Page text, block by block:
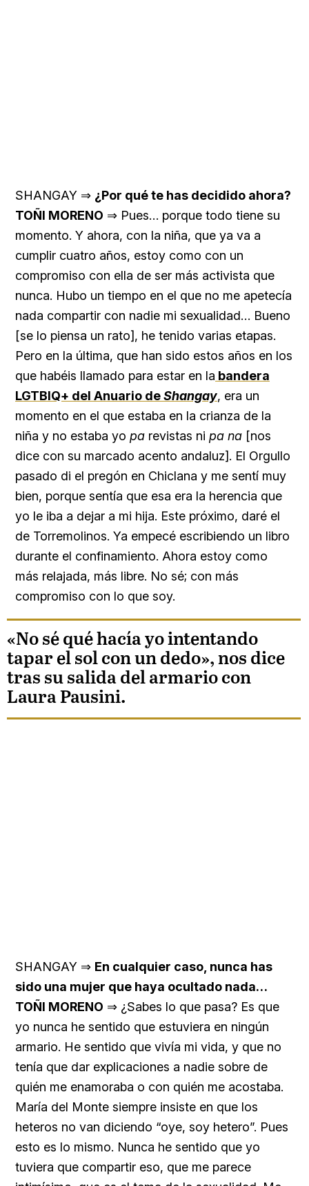
SHANGAY ⇒ ¿Por qué te has decidido ahora?
TOÑI MORENO ⇒ Pues… porque todo tiene su
momento. Y ahora, con la niña, que ya va a
cumplir cuatro años, estoy como con un
compromiso con ella de ser más activista que
nunca. Hubo un tiempo en el que no me apetecía
nada compartir con nadie mi sexualidad… Bueno
[se lo piensa un rato], he tenido varias etapas.
Pero en la última, que han sido estos años en los
que habéis llamado para estar en la bandera
LGTBIQ+ del Anuario deShangay, era un
momento en el que estaba en la crianza de la
niña y no estaba yo pa revistas ni pa na [nos
dice con su marcado acento andaluz]. El Orgullo
pasado di el pregón en Chiclana y me sentí muy
bien, porque sentía que esa era la herencia que
yo le iba a dejar a mi hija. Este próximo, daré el
de Torremolinos. Ya empecé escribiendo un libro
durante el confinamiento. Ahora estoy como
más relajada, más libre. No sé; con más
compromiso con lo que soy.
«No sé qué hacía yo intentando
tapar el sol con un dedo», nos dice
tras su salida del armario con
Laura Pausini.
SHANGAY ⇒ En cualquier caso, nunca has
sido una mujer que haya ocultado nada…
TOÑI MORENO ⇒ ¿Sabes lo que pasa? Es que
yo nunca he sentido que estuviera en ningún
armario. He sentido que vivía mi vida, y que no
tenía que dar explicaciones a nadie sobre de
quién me enamoraba o con quién me acostaba.
María del Monte siempre insiste en que los
heteros no van diciendo “oye, soy hetero”. Pues
esto es lo mismo. Nunca he sentido que yo
tuviera que compartir eso, que me parece